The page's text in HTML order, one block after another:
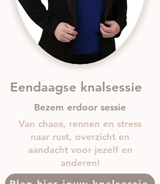
Eendaagse knalsessie
Bezem erdoor sessie
Van chaos, rennen en stress
naar rust, overzicht en
aandacht voor jezelf en
anderen!